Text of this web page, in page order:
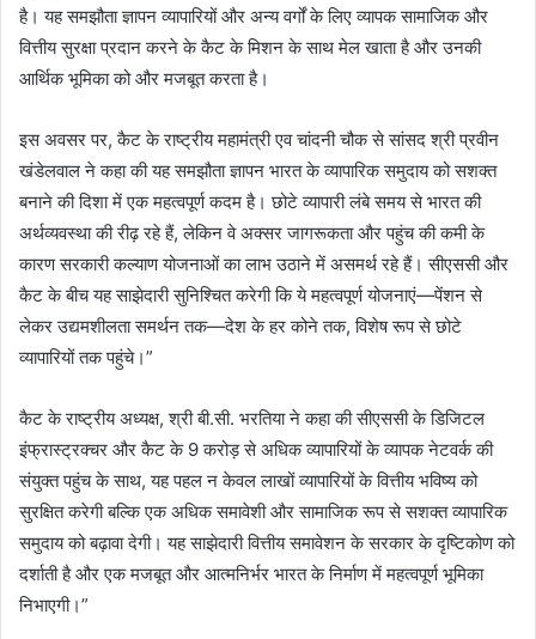
है। यह समझौता ज्ञापन व्यापारियों और अन्य वर्गों के लिए व्यापक सामाजिक और
वित्तीय सुरक्षा प्रदान करने के कैट के मिशन के साथ मेल खाता है और उनकी
आर्थिक भूमिका को और मजबूत करता है।
इस अवसर पर, कैट के राष्ट्रीय महामंत्री एव चांदनी चौक से सांसद श्री प्रवीन
खंडेलवाल ने कहा की यह समझौता ज्ञापन भारत के व्यापारिक समुदाय को सशक्त
बनाने की दिशा में एक महत्वपूर्ण कदम है। छोटे व्यापारी लंबे समय से भारत की
अर्थव्यवस्था की रीढ़ रहे हैं, लेकिन वे अक्सर जागरूकता और पहुंच की कमी के
कारण सरकारी कल्याण योजनाओं का लाभ उठाने में असमर्थ रहे हैं। सीएससी और
कैट के बीच यह साझेदारी सुनिश्चित करेगी कि ये महत्वपूर्ण योजनाएं—पेंशन से
लेकर उद्यमशीलता समर्थन तक—देश के हर कोने तक, विशेष रूप से छोटे
व्यापारियों तक पहुंचे।”
कैट के राष्ट्रीय अध्यक्ष, श्री बी.सी. भरतिया ने कहा की सीएससी के डिजिटल
इंफ्रास्ट्रक्चर और कैट के 9 करोड़ से अधिक व्यापारियों के व्यापक नेटवर्क की
संयुक्त पहुंच के साथ, यह पहल न केवल लाखों व्यापारियों के वित्तीय भविष्य को
सुरक्षित करेगी बल्कि एक अधिक समावेशी और सामाजिक रूप से सशक्त व्यापारिक
समुदाय को बढ़ावा देगी। यह साझेदारी वित्तीय समावेशन के सरकार के दृष्टिकोण को
दर्शाती है और एक मजबूत और आत्मनिर्भर भारत के निर्माण में महत्वपूर्ण भूमिका
निभाएगी।”